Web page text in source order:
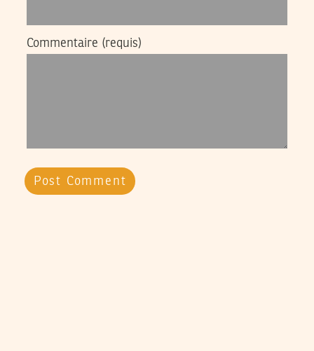
Commentaire (requis)